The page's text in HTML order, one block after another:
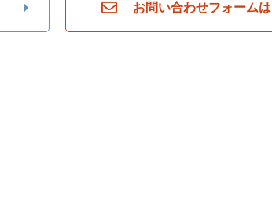
お問い合わせフォーム